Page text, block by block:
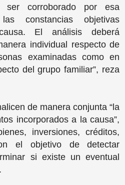
ser corroborado por esa
constancias objetivas
El análisis deberá
individual respecto de
examinadas como en
del grupo familiar”, reza
de manera conjunta “la
incorporados a la causa”,
inversiones, créditos,
el objetivo de detectar
si existe un eventual